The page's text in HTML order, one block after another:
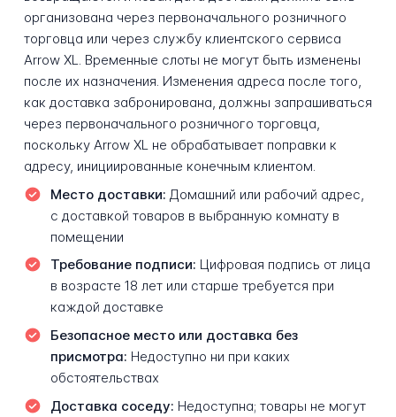
организована через первоначального розничного
торговца или через службу клиентского сервиса
Arrow XL. Временные слоты не могут быть изменены
после их назначения. Изменения адреса после того,
как доставка забронирована, должны запрашиваться
через первоначального розничного торговца,
поскольку Arrow XL не обрабатывает поправки к
адресу, инициированные конечным клиентом.
Место доставки: Домашний или рабочий адрес,
с доставкой товаров в выбранную комнату в
помещении
Требование подписи: Цифровая подпись от лица
в возрасте 18 лет или старше требуется при
каждой доставке
Безопасное место или доставка без
присмотра: Недоступно ни при каких
обстоятельствах
Доставка соседу: Недоступна; товары не могут